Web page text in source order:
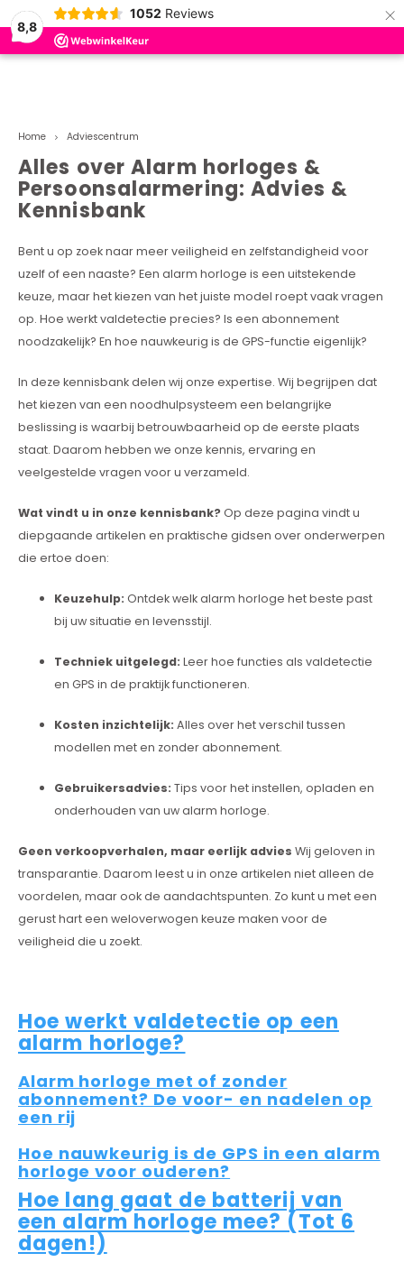
8,8
1052 Reviews ×
Alarmhorloge zonder abonnement
mee? (Tot 6 dagen!)
Hoe nauwkeurig is de GPS in een alarm horloge
voor ouderen?
Alarmhorloge vs. Traditionele alarmknop
Kan ik douchen of zwemmen met mijn
alarmhorloge?
Hoe helpt een noodknop ouderen in het dagelijks
Hoe werkt een alarmknop ouderen?
Winkel
Partners
Wenshulp
0
Home Adviescentrum
Alles over Alarm horloges &
Persoonsalarmering: Advies &
Kennisbank
Bent u op zoek naar meer veiligheid en zelfstandigheid voor
uzelf of een naaste? Een alarm horloge is een uitstekende
keuze, maar het kiezen van het juiste model roept vaak vragen
op. Hoe werkt valdetectie precies? Is een abonnement
noodzakelijk? En hoe nauwkeurig is de GPS-functie eigenlijk?
In deze kennisbank delen wij onze expertise. Wij begrijpen dat
het kiezen van een noodhulpsysteem een belangrijke
beslissing is waarbij betrouwbaarheid op de eerste plaats
staat. Daarom hebben we onze kennis, ervaring en
veelgestelde vragen voor u verzameld.
Wat vindt u in onze kennisbank? Op deze pagina vindt u
diepgaande artikelen en praktische gidsen over onderwerpen
die ertoe doen:
Keuzehulp: Ontdek welk alarm horloge het beste past
bij uw situatie en levensstijl.
Techniek uitgelegd: Leer hoe functies als valdetectie
en GPS in de praktijk functioneren.
Kosten inzichtelijk: Alles over het verschil tussen
modellen met en zonder abonnement.
Gebruikersadvies: Tips voor het instellen, opladen en
onderhouden van uw alarm horloge.
Geen verkoopverhalen, maar eerlijk advies Wij geloven in
transparantie. Daarom leest u in onze artikelen niet alleen de
voordelen, maar ook de aandachtspunten. Zo kunt u met een
gerust hart een weloverwogen keuze maken voor de
veiligheid die u zoekt.
Hoe werkt valdetectie op een
alarm horloge?
Alarm horloge met of zonder
abonnement? De voor- en nadelen op
een rij
Hoe nauwkeurig is de GPS in een alarm
horloge voor ouderen?
Hoe lang gaat de batterij van
een alarm horloge mee? (Tot 6
dagen!)